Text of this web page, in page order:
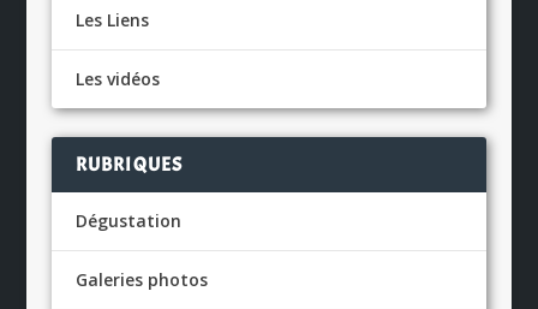
Les Liens
Les vidéos
RUBRIQUES
Dégustation
Galeries photos